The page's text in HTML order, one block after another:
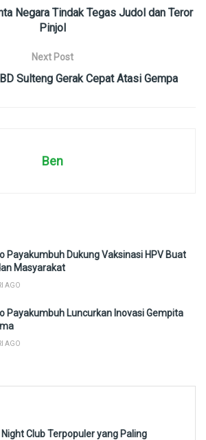
Negara Tindak Tegas Judol dan Teror
Pinjol
Next Post
Sulteng Gerak Cepat Atasi Gempa
Ben
Payakumbuh Dukung Vaksinasi HPV Buat
Masyarakat
AGO
Payakumbuh Luncurkan Inovasi Gempita
AGO
Night Club Terpopuler yang Paling